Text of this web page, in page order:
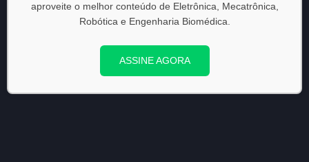
aproveite o melhor conteúdo de Eletrônica, Mecatrônica,
Robótica e Engenharia Biomédica.
ASSINE AGORA